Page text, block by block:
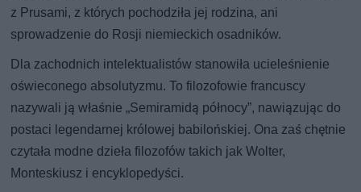
z Prusami, z których pochodziła jej rodzina, ani
sprowadzenie do Rosji niemieckich osadników.
Dla zachodnich intelektualistów stanowiła ucieleśnienie
oświeconego absolutyzmu. To filozofowie francuscy
nazywali ją właśnie „Semiramidą północy”, nawiązując do
postaci legendarnej królowej babilońskiej. Ona zaś chętnie
czytała modne dzieła filozofów takich jak Wolter,
Monteskiusz i encyklopedyści.